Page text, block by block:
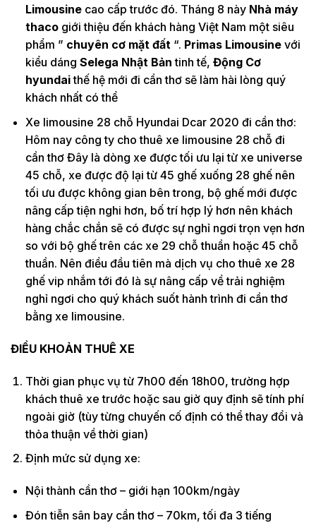
Limousinecao cấp trước đó. Tháng 8 này Nhà máy
thacogiới thiệu đến khách hàng Việt Nam một siêu
phẩm ” chuyên cơ mặt đất“. Primas Limousinevới
kiểu dáng Selega Nhật Bản tinh tế, Động Cơ
hyundaithế hệ mới đi cần thơ sẽ làm hài lòng quý
khách nhất có thể
Xe limousine 28 chỗ Hyundai Dcar 2020 đi cần thơ:
Hôm nay công ty cho thuê xe limousine 28 chỗ đi
cần thơ Đây là dòng xe được tối ưu lại từ xe universe
45 chỗ, xe được độ lại từ 45 ghế xuống 28 ghế nên
tối ưu được không gian bên trong, bộ ghế mới được
nâng cấp tiện nghi hơn, bố trí hợp lý hơn nên khách
hàng chắc chắn sẽ có được sự nghỉ ngơi trọn vẹn hơn
so với bộ ghế trên các xe 29 chỗ thuần hoặc 45 chỗ
thuần. Nên điều đầu tiên mà dịch vụ cho thuê xe 28
ghế vip nhắm tới đó là sự nâng cấp về trải nghiệm
nghỉ ngơi cho quý khách suốt hành trình đi cần thơ
bằng xe limousine.
ĐIỀU KHOẢN THUÊ XE
Thời gian phục vụ từ 7h00 đến 18h00, trường hợp
khách thuê xe trước hoặc sau giờ quy định sẽ tính phí
ngoài giờ (tùy từng chuyến cố định có thể thay đổi và
thỏa thuận về thời gian)
Định mức sử dụng xe:
Nội thành cần thơ – giới hạn 100km/ngày
Đón tiễn sân bay cần thơ – 70km, tối đa 3 tiếng